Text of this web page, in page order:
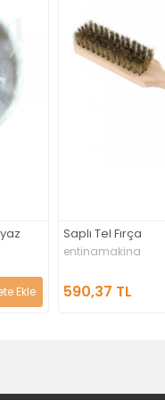
Ekle
Kuyumcu
Keçe
entinamakina
262,39 TL